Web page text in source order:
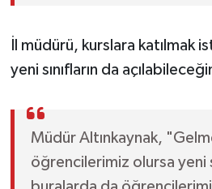
İl müdürü, kurslara katılmak
yeni sınıfların da
Müdür Altınkaynak,
öğrencilerimiz olursa yeni